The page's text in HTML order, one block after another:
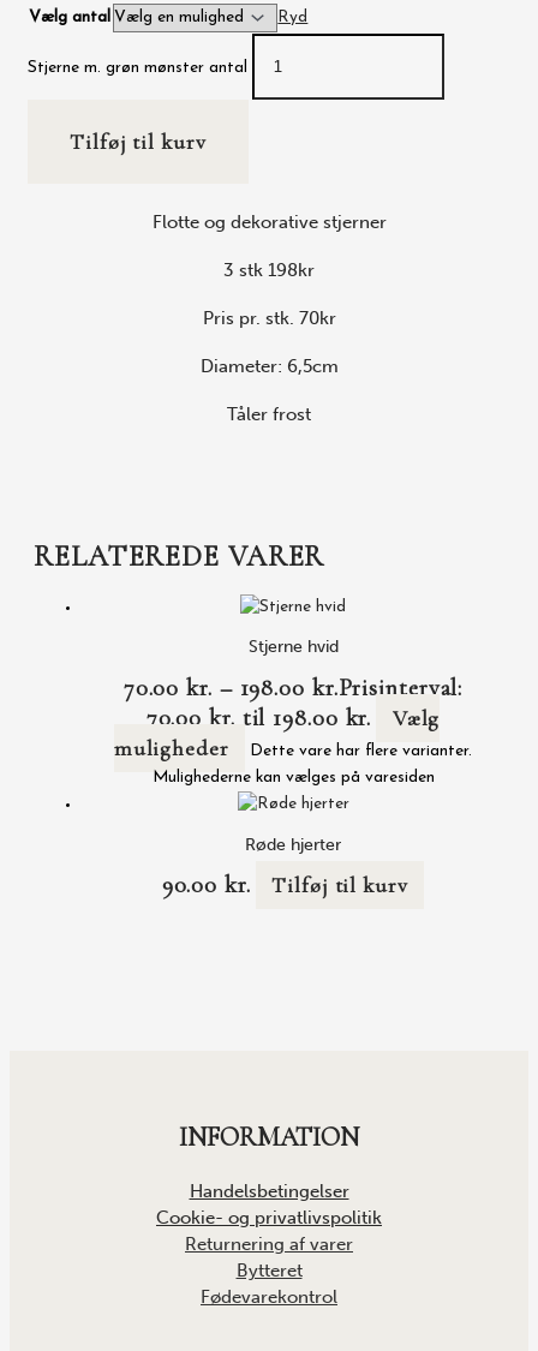
Vælg antal Ryd
Stjerne m. grøn mønster antal
Tilføj til kurv
Flotte og dekorative stjerner
3 stk 198kr
Pris pr. stk. 70kr
Diameter: 6,5cm
Tåler frost
RELATEREDE VARER
Stjerne hvid
70.00kr. – 198.00 kr.Prisinterval:
70.00 kr. til 198.00 kr.
Vælg
muligheder
Dette vare har flere varianter.
Mulighederne kan vælges på varesiden
Røde hjerter
90.00kr. Tilføj til kurv
INFORMATION
Handelsbetingelser
Cookie- og privatlivspolitik
Returnering af varer
Bytteret
Fødevarekontrol